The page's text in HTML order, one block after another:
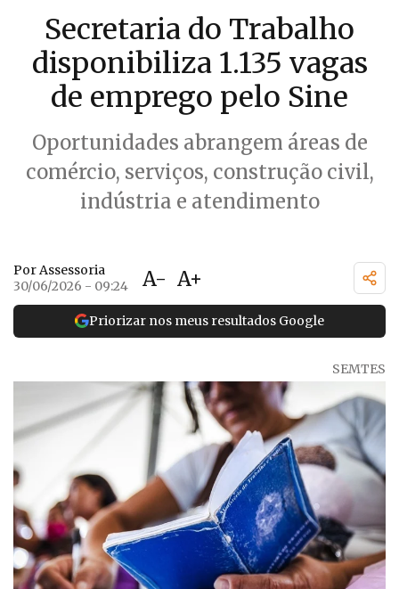
Secretaria do Trabalho
disponibiliza 1.135 vagas
de emprego pelo Sine
Oportunidades abrangem áreas de
comércio, serviços, construção civil,
indústria e atendimento
Por Assessoria
30/06/2026 - 09:24
A- A+
Priorizar nos meus resultados Google
SEMTES